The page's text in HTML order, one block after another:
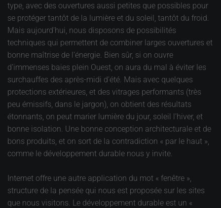
type, avec des ouvertures aussi petites que possibles pour
se protéger tantôt de la lumière et du soleil, tantôt du froid.
Mais aujourd’hui, nous disposons de possibilités
techniques qui permettent de combiner larges ouvertures et
bonne maîtrise de l’énergie. Bien sûr, si on ouvre
d’immenses baies plein Ouest, on aura du mal à éviter les
surchauffes des après-midi d’été. Mais avec quelques
protections extérieures, et des vitrages performants (très
peu émissifs, dans le jargon), on obtient des résultats
étonnants, on peut marier lumière du jour, soleil l’hiver, et
bonne isolation. Une bonne conception architecturale et de
bons produits, et on sort de la contradiction « par le haut »,
comme le développement durable nous y invite.
Internet offre une autre application du mot « fenêtre »,
structure de la pensée qui nous est proposée sur les sites
que nous visitons. Le développement durable est un «